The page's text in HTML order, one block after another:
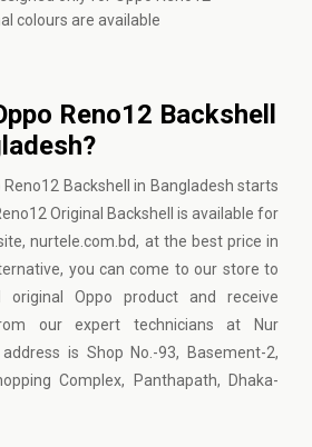
colours are available
Reno12 Backshell
Backshell in Bangladesh starts
Original Backshell is available for
nurtele.com.bd, at the best price in
you can come to our store to
Oppo product and receive
our expert technicians at Nur
is Shop No.-93, Basement-2,
Complex, Panthapath, Dhaka-